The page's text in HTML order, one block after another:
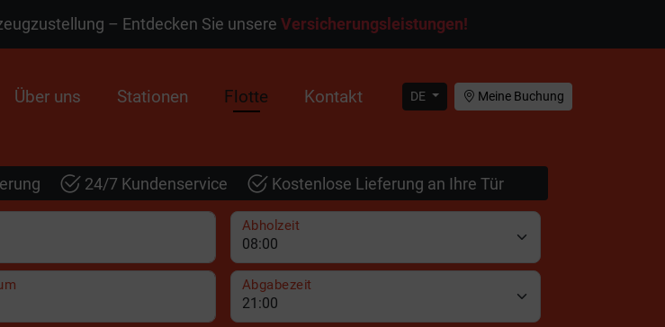
– Entdecken Sie unsere Versicherungsleistungen!
Über uns Stationen Flotte Kontakt DE Meine Buchung
24/7 Kundenservice Kostenlose Lieferung an Ihre Tür
Abholzeit
Abgabezeit